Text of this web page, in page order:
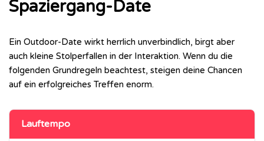
Spaziergang-Date
Ein Outdoor-Date wirkt herrlich unverbindlich, birgt aber
auch kleine Stolperfallen in der Interaktion. Wenn du die
folgenden Grundregeln beachtest, steigen deine Chancen
auf ein erfolgreiches Treffen enorm.
Lauftempo